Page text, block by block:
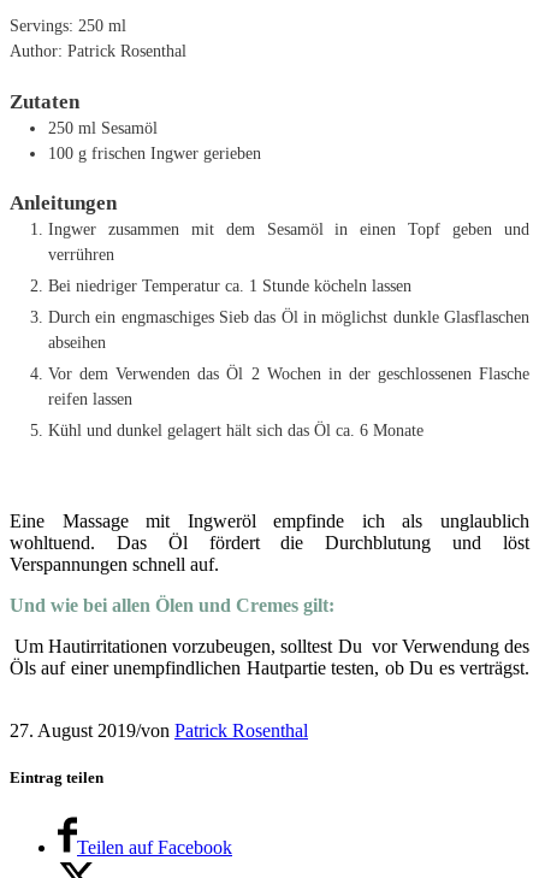
Servings: 250 ml
Author: Patrick Rosenthal
Zutaten
250 ml Sesamöl
100 g frischen Ingwer gerieben
Anleitungen
Ingwer zusammen mit dem Sesamöl in einen Topf geben und
verrühren
Bei niedriger Temperatur ca. 1 Stunde köcheln lassen
Durch ein engmaschiges Sieb das Öl in möglichst dunkle Glasflaschen
abseihen
Vor dem Verwenden das Öl 2 Wochen in der geschlossenen Flasche
reifen lassen
Kühl und dunkel gelagert hält sich das Öl ca. 6 Monate
Eine Massage mit Ingweröl empfinde ich als unglaublich
wohltuend. Das Öl fördert die Durchblutung und löst
Verspannungen schnell auf.
Und wie bei allen Ölen und Cremes gilt:
Um Hautirritationen vorzubeugen, solltest Du vor Verwendung des
Öls auf einer unempfindlichen Hautpartie testen, ob Du es verträgst.
27. August 2019/von Patrick Rosenthal
Eintrag teilen
Teilen auf Facebook